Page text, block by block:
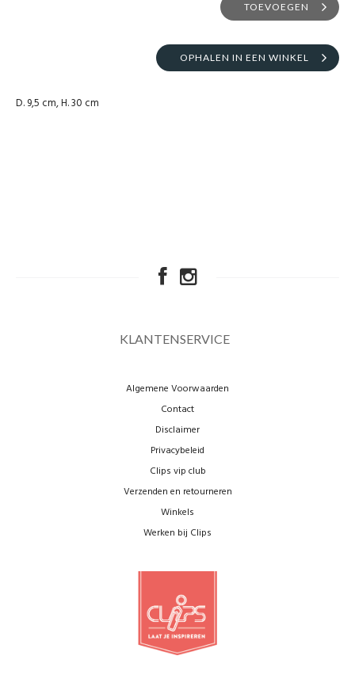
TOEVOEGEN
OPHALEN IN EEN WINKEL
D. 9,5 cm, H. 30 cm
KLANTENSERVICE
Algemene Voorwaarden
Contact
Disclaimer
Privacybeleid
Clips vip club
Verzenden en retourneren
Winkels
Werken bij Clips